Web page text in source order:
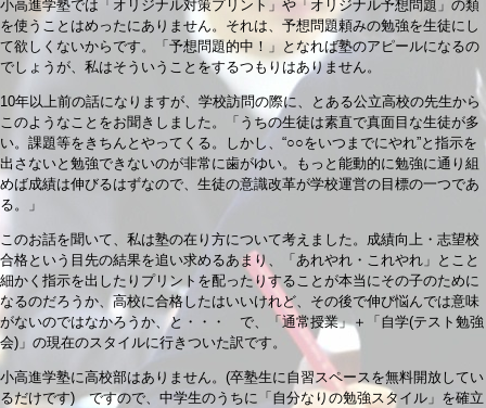
小高進学塾では「オリジナル対策プリント」や「オリジナル予想問題」の類
を使うことはめったにありません。それは、予想問題頼みの勉強を生徒にし
て欲しくないからです。「予想問題的中！」となれば塾のアピールになるの
でしょうが、私はそういうことをするつもりはありません。
10年以上前の話になりますが、学校訪問の際に、とある公立高校の先生から
このようなことをお聞きしました。「うちの生徒は素直で真面目な生徒が多
い。課題等をきちんとやってくる。しかし、“○○をいつまでにやれ”と指示を
出さないと勉強できないのが非常に歯がゆい。もっと能動的に勉強に通り組
めば成績は伸びるはずなので、生徒の意識改革が学校運営の目標の一つであ
る。」
このお話を聞いて、私は塾の在り方について考えました。成績向上・志望校
合格という目先の結果を追い求めるあまり、「あれやれ・これやれ」とこと
細かく指示を出したりプリントを配ったりすることが本当にその子のために
なるのだろうか、高校に合格したはいいけれど、その後で伸び悩んでは意味
がないのではなかろうか、と・・・ で、「通常授業」＋「自学(テスト勉強
会)」の現在のスタイルに行きついた訳です。
小高進学塾に高校部はありません。(卒塾生に自習スペースを無料開放してい
るだけです) ですので、中学生のうちに「自分なりの勉強スタイル」を確立